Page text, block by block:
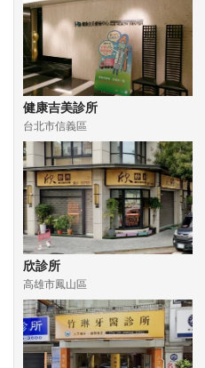
健康吉美診所
台北市信義區
欣診所
高雄市鳳山區